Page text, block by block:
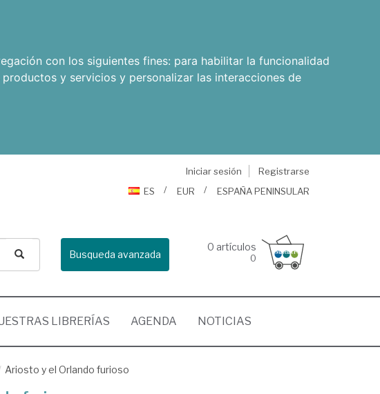
con los siguientes fines: para habilitar la funcionalidad
y servicios y personalizar las interacciones de
Iniciar sesión
Registrarse
ES
EUR ESPAÑA PENINSULAR
Busqueda avanzada
0 artículos
0
LIBRERÍAS AGENDA NOTICIAS
Ariosto y el Orlando furioso